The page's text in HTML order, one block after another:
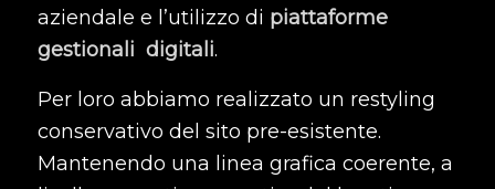
aziendale e l’utilizzo di piattaforme
gestionali digitali.
Per loro abbiamo realizzato un restyling
conservativo del sito pre-esistente.
Mantenendo una linea grafica coerente, a